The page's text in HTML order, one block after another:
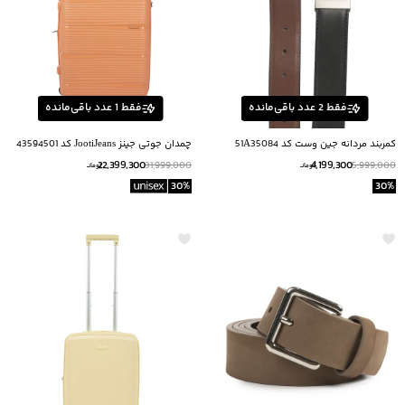
فقط2عدد باقی‌مانده
كمربند مردانه جين وست كد 51A35084
5,999,000
4,199,300تومانــ
30%
فقط 1عدد باقی‌مانده
چمدان جوتی جینز JootiJeans کد 43594501
31,999,000
22,399,300تومانــ
30%